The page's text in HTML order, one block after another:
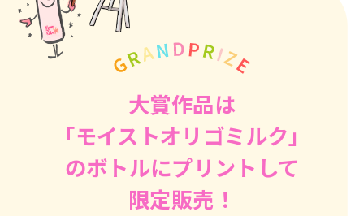
大賞作品は
「モイストオリゴミルク」
のボトルにプリントして
限定販売！